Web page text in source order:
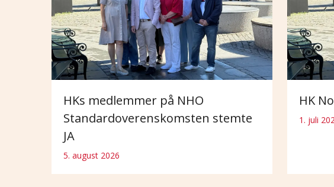
HKs medlemmer på NHO
Standardoverenskomsten stemte
JA
5. august 2026
HK
1. juli